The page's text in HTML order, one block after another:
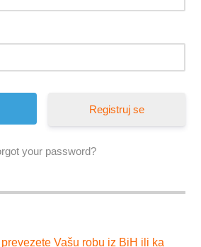
Registruj se
your password?
Vašu robu iz BiH ili ka